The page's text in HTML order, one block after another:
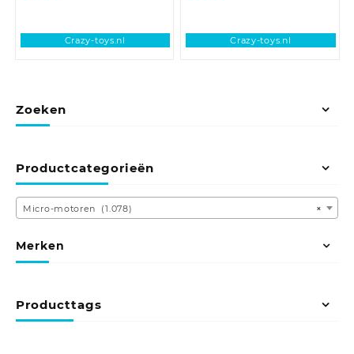
Crazy-toys.nl Crazy-toys.nl
Zoeken
Productcategorieën
×
Micro-motoren (1.078)
Merken
Producttags